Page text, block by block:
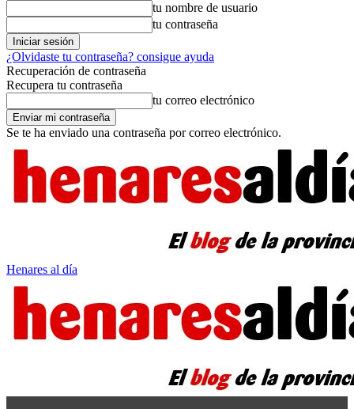
tu nombre de usuario
tu contraseña
¿Olvidaste tu contraseña? consigue ayuda
Recuperación de contraseña
Recupera tu contraseña
tu correo electrónico
Se te ha enviado una contraseña por correo electrónico.
Henares al día